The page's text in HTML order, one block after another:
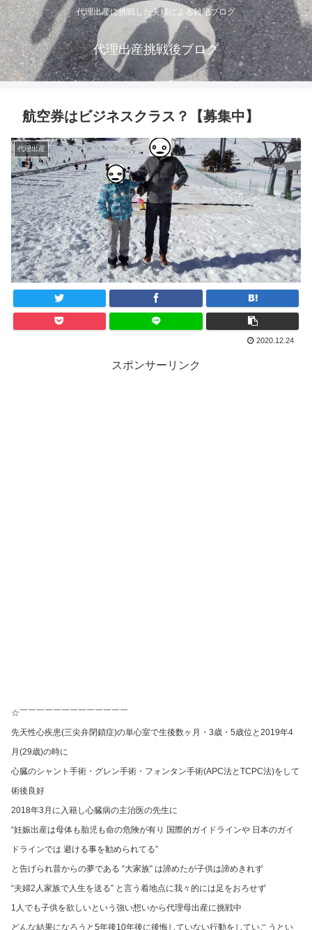
代理出産に挑戦した夫婦による雑記ブログ
代理出産挑戦後ブログ
航空券はビジネスクラス？【募集中】
代理出産
2020.12.24
スポンサーリンク
☆￣￣￣￣￣￣￣￣￣￣￣￣￣
先天性心疾患(三尖弁閉鎖症)の単心室で生後数ヶ月・3歳・5歳位と2019年4
月(29歳)の時に
心臓のシャント手術・グレン手術・フォンタン手術(APC法とTCPC法)をして
術後良好
2018年3月に入籍し心臓病の主治医の先生に
“妊娠出産は母体も胎児も命の危険が有り 国際的ガイドラインや 日本のガイ
ドラインでは 避ける事を勧められてる”
と告げられ昔からの夢である “大家族” は諦めたが子供は諦めきれず
“夫婦2人家族で人生を送る” と言う着地点に我々的には足をおろせず
1人でも子供を欲しいという強い想いから代理母出産に挑戦中
どんな結果になろうと5年後10年後に後悔していない行動をしていこうとい